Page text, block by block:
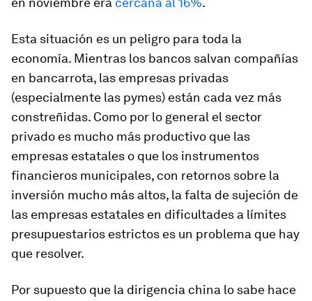
Esta situación es un peligro para toda la
economía. Mientras los bancos salvan compañías
en bancarrota, las empresas privadas
(especialmente las pymes) están cada vez más
constreñidas. Como por lo general el sector
privado es mucho más productivo que las
empresas estatales o que los instrumentos
financieros municipales, con retornos sobre la
inversión mucho más altos, la falta de sujeción de
las empresas estatales en dificultades a límites
presupuestarios estrictos es un problema que hay
que resolver.
Por supuesto que la dirigencia china lo sabe hace